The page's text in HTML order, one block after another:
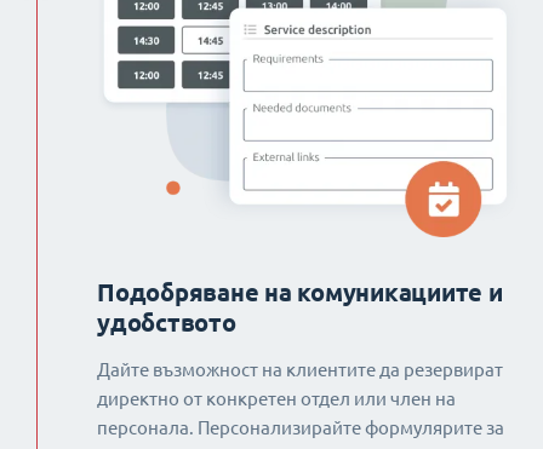
Подобряване на комуникациите и
удобството
Дайте възможност на клиентите да резервират
директно от конкретен отдел или член на
персонала. Персонализирайте формулярите за